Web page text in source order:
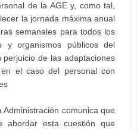
de la AGE y, como tal,
la jornada máxima anual
semanales para todos los
y organismos públicos del
perjuicio de las adaptaciones
el caso del personal con
comunica que
abordar esta cuestión que